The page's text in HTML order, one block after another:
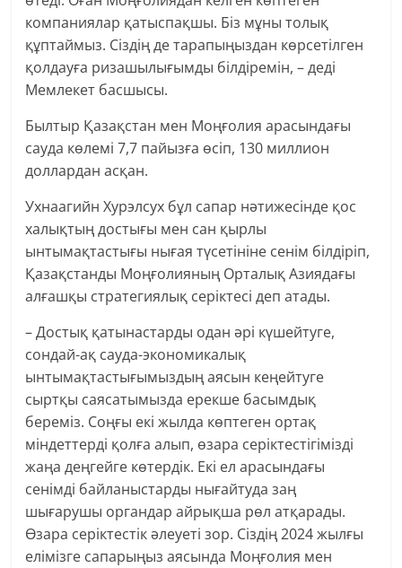
компаниялар қатыспақшы. Біз мұны толық
құптаймыз. Сіздің де тарапыңыздан көрсетілген
қолдауға ризашылығымды білдіремін, – деді
Мемлекет басшысы.
Былтыр Қазақстан мен Моңғолия арасындағы
сауда көлемі 7,7 пайызға өсіп, 130 миллион
доллардан асқан.
Ухнаагийн Хурэлсух бұл сапар нәтижесінде қос
халықтың достығы мен сан қырлы
ынтымақтастығы нығая түсетініне сенім білдіріп,
Қазақстанды Моңғолияның Орталық Азиядағы
алғашқы стратегиялық серіктесі деп атады.
– Достық қатынастарды одан әрі күшейтуге,
сондай-ақ сауда-экономикалық
ынтымақтастығымыздың аясын кеңейтуге
сыртқы саясатымызда ерекше басымдық
береміз. Соңғы екі жылда көптеген ортақ
міндеттерді қолға алып, өзара серіктестігімізді
жаңа деңгейге көтердік. Екі ел арасындағы
сенімді байланыстарды нығайтуда заң
шығарушы органдар айрықша рөл атқарады.
Өзара серіктестік әлеуеті зор. Сіздің 2024 жылғы
елімізге сапарыңыз аясында Моңғолия мен